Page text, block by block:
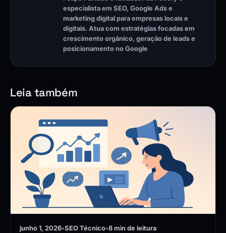
especialista em SEO, Google Ads e
marketing digital para empresas locais e
digitais. Atua com estratégias focadas em
crescimento orgânico, geração de leads e
posicionamento no Google
Leia também
junho 1, 2026•SEO Técnico•8 min de leitura